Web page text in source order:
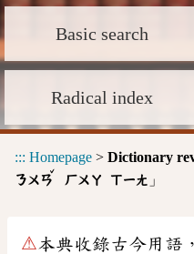
Basic search
Radical index
::: Homepage > Dictionary
ㄋㄨㄢ
ˇ
ㄏㄨㄚ ㄒㄧㄤ 」
⚠本典收錄古今用語，